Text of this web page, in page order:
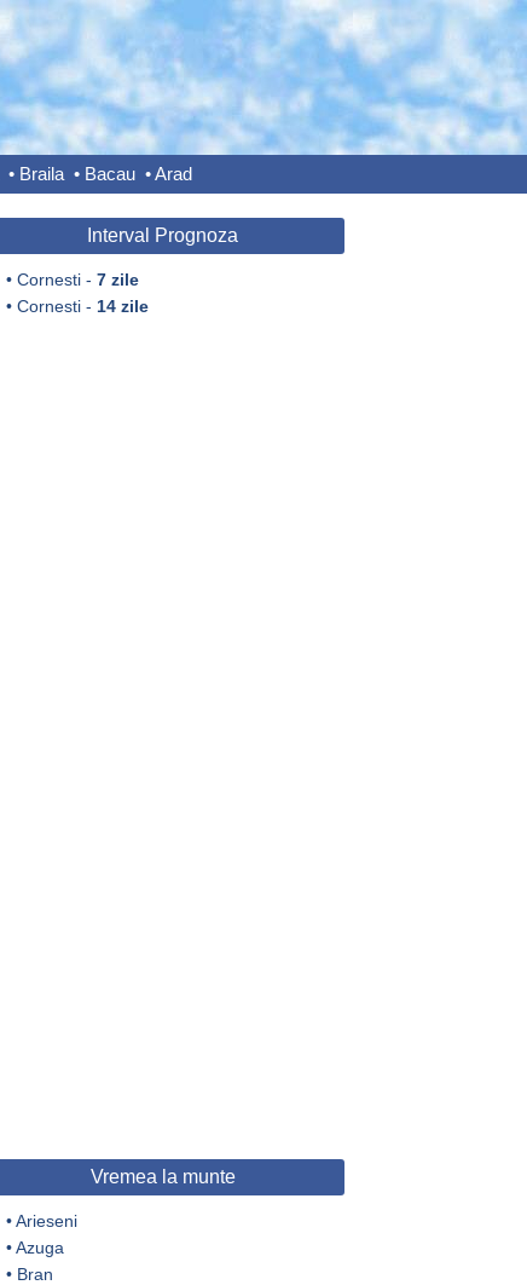
• Braila • Bacau •Arad
Interval Prognoza
• Cornesti - 7 zile
• Cornesti - 14 zile
Vremea la munte
•Arieseni
•Azuga
• Bran